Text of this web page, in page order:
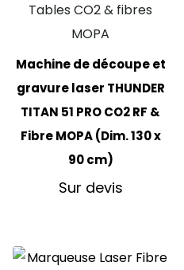
Tables CO2 & fibres
MOPA
Machine de découpe et
gravure laser THUNDER
TITAN 51 PRO CO2 RF &
Fibre MOPA (Dim. 130 x
90 cm)
Sur devis